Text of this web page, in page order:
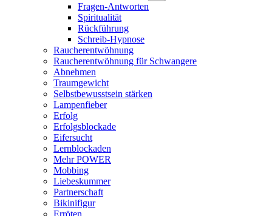
Fragen-Antworten
Spiritualität
Rückführung
Schreib-Hypnose
Raucherentwöhnung
Raucherentwöhnung für Schwangere
Abnehmen
Traumgewicht
Selbstbewusstsein stärken
Lampenfieber
Erfolg
Erfolgsblockade
Eifersucht
Lernblockaden
Mehr POWER
Mobbing
Liebeskummer
Partnerschaft
Bikinifigur
Erröten